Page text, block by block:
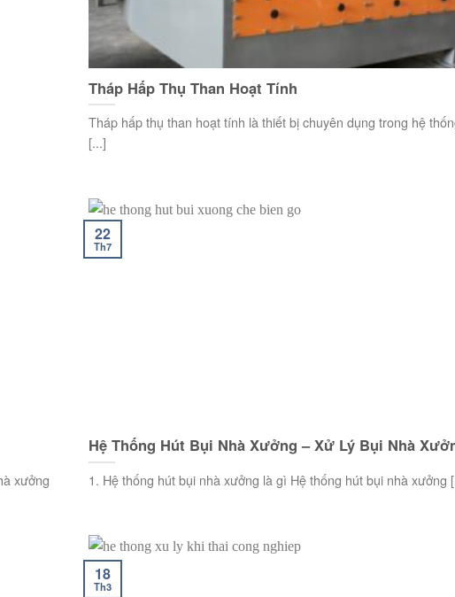
Tháp Hấp Thụ Than Hoạt Tính
Tháp hấp thụ than hoạt tính là thiết bị chuyên dụng trong hệ
[...]
xưởng
Hệ Thống Hút Bụi Nhà Xưởng – Xử Lý Bụi Nhà
1. Hệ thống hút bụi nhà xưởng là gì Hệ thống hút bụi nhà xưởng
22
Th7
18
Th3